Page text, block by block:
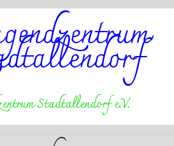
Stadtallendorf e.V.